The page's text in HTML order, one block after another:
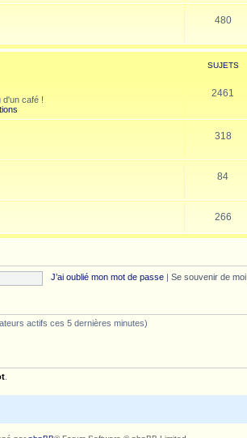
480
SUJETS
d'un café !
2461
318
84
266
J’ai oublié mon mot de passe Se souvenir de moi
actifs ces 5 dernières minutes)